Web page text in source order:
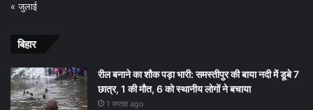
« जुलाई
बिहार
रील बनाने का शौक पड़ा भारी: समस्तीपुर की बाया नदी में डूबे 7
छात्र, 1 की मौत, 6 को स्थानीय लोगों ने बचाया
1 सप्ताह ago